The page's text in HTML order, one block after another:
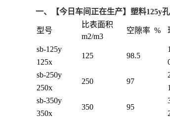
一、 【今日车间正在生产】塑料125y
型号
比表面积
m2/m3
空隙率 %
sb-125y
125 98.5
125x
sb-250y
250 97
250x
sb-350y
350 95
350x